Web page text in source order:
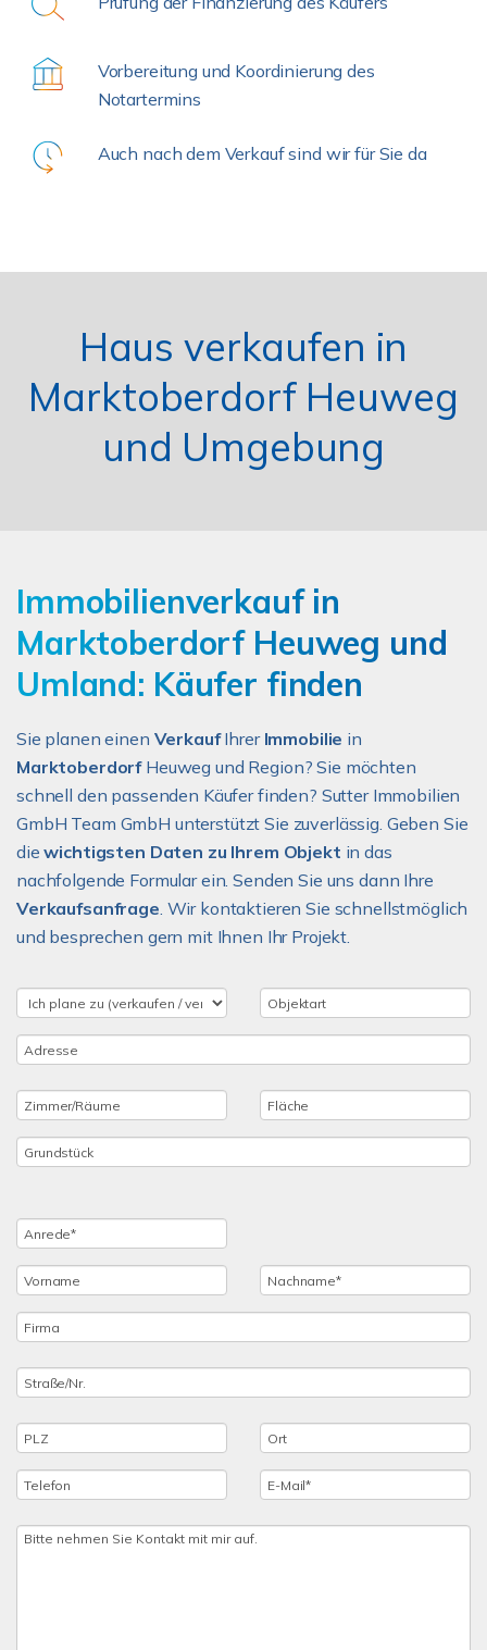
Vorbereitung und Koordinierung des
Notartermins
Auch nach dem Verkauf sind wir für Sie da
Haus verkaufen in
Marktoberdorf Heuweg
und Umgebung
Immobilienverkauf in
Marktoberdorf Heuweg und
Umland: Käufer finden
Sie planen einen VerkaufIhrer Immobilie in
Marktoberdorf Heuweg und Region? Sie möchten
schnell den passenden Käufer finden? Sutter Immobilien
GmbH Team GmbH unterstützt Sie zuverlässig. Geben Sie
diewichtigsten Daten zu Ihrem Objekt in das
nachfolgende Formular ein. Senden Sie uns dann Ihre
Verkaufsanfrage. Wir kontaktieren Sie schnellstmöglich
und besprechen gern mit Ihnen Ihr Projekt.